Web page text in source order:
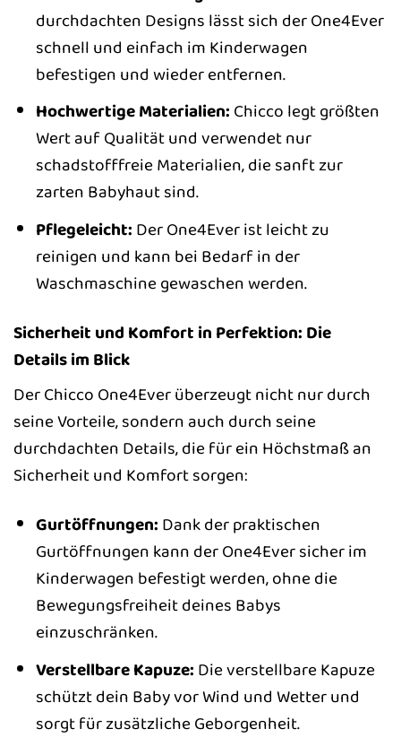
durchdachten Designs lässt sich der One4Ever
schnell und einfach im Kinderwagen
befestigen und wieder entfernen.
Hochwertige Materialien: Chicco legt größten
Wert auf Qualität und verwendet nur
schadstofffreie Materialien, die sanft zur
zarten Babyhaut sind.
Pflegeleicht: Der One4Ever ist leicht zu
reinigen und kann bei Bedarf in der
Waschmaschine gewaschen werden.
Sicherheit und Komfort in Perfektion: Die
Details im Blick
Der Chicco One4Ever überzeugt nicht nur durch
seine Vorteile, sondern auch durch seine
durchdachten Details, die für ein Höchstmaß an
Sicherheit und Komfort sorgen:
Gurtöffnungen: Dank der praktischen
Gurtöffnungen kann der One4Ever sicher im
Kinderwagen befestigt werden, ohne die
Bewegungsfreiheit deines Babys
einzuschränken.
Verstellbare Kapuze: Die verstellbare Kapuze
schützt dein Baby vor Wind und Wetter und
sorgt für zusätzliche Geborgenheit.